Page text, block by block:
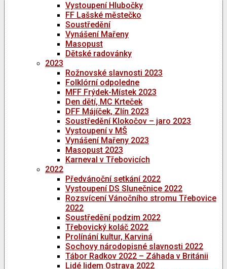
Vystoupení Hlubočky
FF Lašské městečko
Soustředění
Vynášení Mařeny
Masopust
Dětské radovánky
2023
Rožnovské slavnosti 2023
Folklórní odpoledne
MFF Frýdek-Místek 2023
Den dětí, MC Krteček
DFF Májíček, Zlín 2023
Soustředění Klokočov – jaro 2023
Vystoupení v MŠ
Vynášení Mařeny 2023
Masopust 2023
Karneval v Třebovicích
2022
Předvánoční setkání 2022
Vystoupení DS Slunečnice 2022
Rozsvícení Vánočního stromu Třebovice
2022
Soustředění podzim 2022
Třebovický koláč 2022
Prolínání kultur, Karviná
Sochovy národopisné slavnosti 2022
Tábor Radkov 2022 – Záhada v Británii
Lidé lidem Ostrava 2022